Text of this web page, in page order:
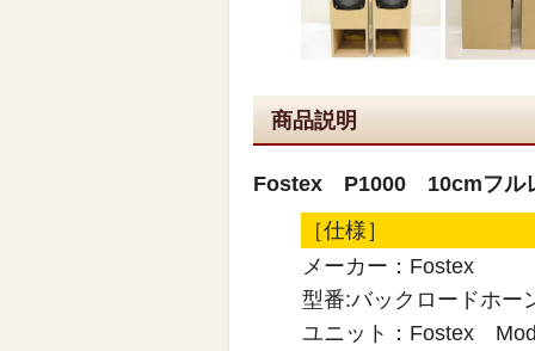
商品説明
Fostex P1000 10cmフル
［仕様］
メーカー：Fostex
型番:バックロードホー
ユニット：Fostex